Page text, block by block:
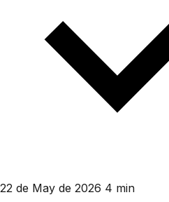
22 de May de 2026 4 min